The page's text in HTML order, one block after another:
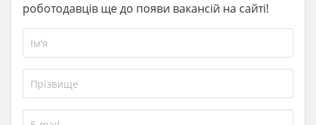
роботодавців ще до появи вакансій на сайті!